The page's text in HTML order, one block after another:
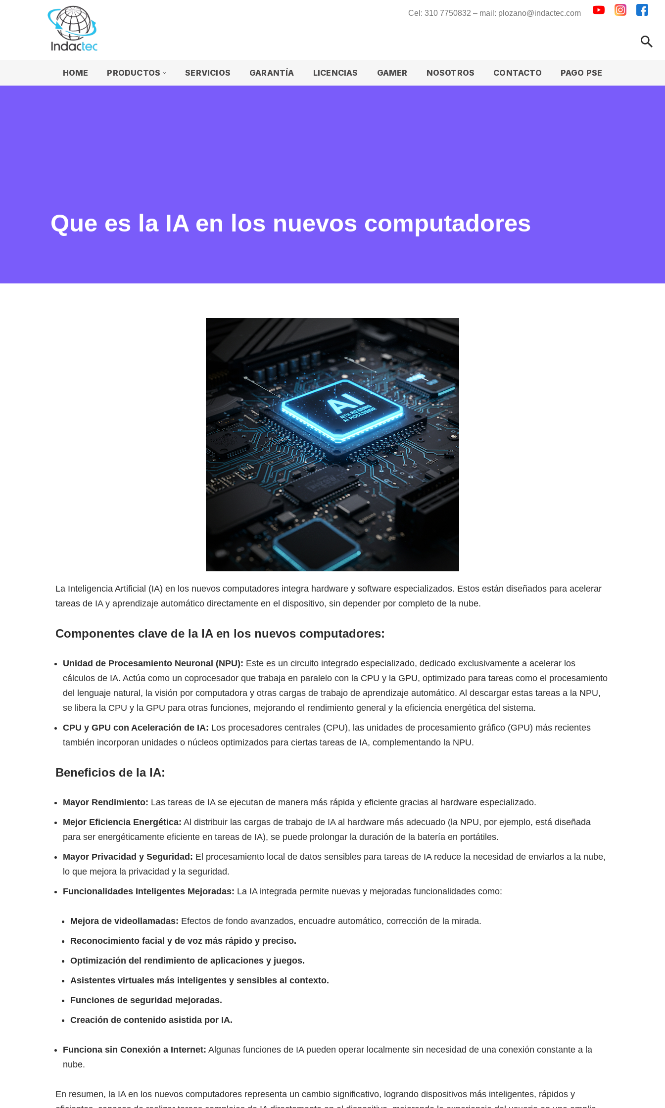
Cel: 310 7750832 – mail: plozano@indactec.com
HOME PRODUCTOS SERVICIOS GARANTÍA LICENCIAS GAMER NOSOTROS CONTACTO PAGO PSE
Que es la IA en los nuevos computadores
La Inteligencia Artificial (IA) en los nuevos computadores integra hardware y software especializados. Estos están diseñados para acelerar
tareas de IA y aprendizaje automático directamente en el dispositivo, sin depender por completo de la nube.
Componentes clave de la IA en los nuevos computadores:
Unidad de Procesamiento Neuronal (NPU): Este es un circuito integrado especializado, dedicado exclusivamente a acelerar los
cálculos de IA. Actúa como un coprocesador que trabaja en paralelo con la CPU y la GPU, optimizado para tareas como el procesamiento
del lenguaje natural, la visión por computadora y otras cargas de trabajo de aprendizaje automático. Al descargar estas tareas a la NPU,
se libera la CPU y la GPU para otras funciones, mejorando el rendimiento general y la eficiencia energética del sistema.
CPU y GPU con Aceleración de IA: Los procesadores centrales (CPU), las unidades de procesamiento gráfico (GPU) más recientes
también incorporan unidades o núcleos optimizados para ciertas tareas de IA, complementando la NPU.
Beneficios de la IA:
Mayor Rendimiento: Las tareas de IA se ejecutan de manera más rápida y eficiente gracias al hardware especializado.
Mejor Eficiencia Energética: Al distribuir las cargas de trabajo de IA al hardware más adecuado (la NPU, por ejemplo, está diseñada
para ser energéticamente eficiente en tareas de IA), se puede prolongar la duración de la batería en portátiles.
Mayor Privacidad y Seguridad: El procesamiento local de datos sensibles para tareas de IA reduce la necesidad de enviarlos a la nube,
lo que mejora la privacidad y la seguridad.
Funcionalidades Inteligentes Mejoradas: La IA integrada permite nuevas y mejoradas funcionalidades como:
Mejora de videollamadas: Efectos de fondo avanzados, encuadre automático, corrección de la mirada.
Reconocimiento facial y de voz más rápido y preciso.
Optimización del rendimiento de aplicaciones y juegos.
Asistentes virtuales más inteligentes y sensibles al contexto.
Funciones de seguridad mejoradas.
Creación de contenido asistida por IA.
Funciona sin Conexión a Internet: Algunas funciones de IA pueden operar localmente sin necesidad de una conexión constante a la
nube.
En resumen, la IA en los nuevos computadores representa un cambio significativo, logrando dispositivos más inteligentes, rápidos y